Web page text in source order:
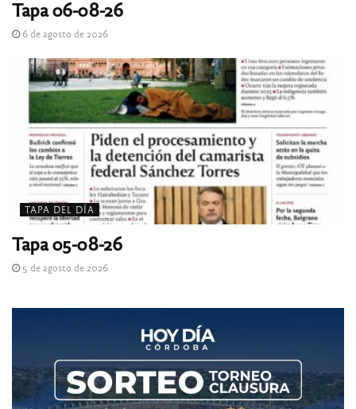
Tapa 06-08-26
6 de agosto de 2026
TAPA DEL DÍA
Tapa 05-08-26
5 de agosto de 2026